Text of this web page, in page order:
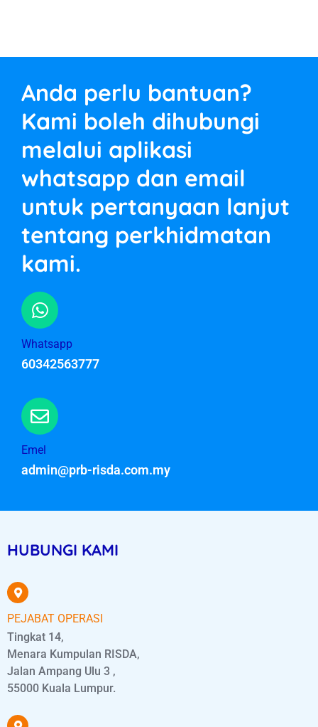
Anda perlu bantuan?
Kami boleh dihubungi
melalui aplikasi
whatsapp dan email
untuk pertanyaan lanjut
tentang perkhidmatan
kami.
Whatsapp
60342563777
Emel
admin@prb-risda.com.my
HUBUNGI KAMI
PEJABAT OPERASI
Tingkat 14,
Menara Kumpulan RISDA,
Jalan Ampang Ulu 3 ,
55000 Kuala Lumpur.